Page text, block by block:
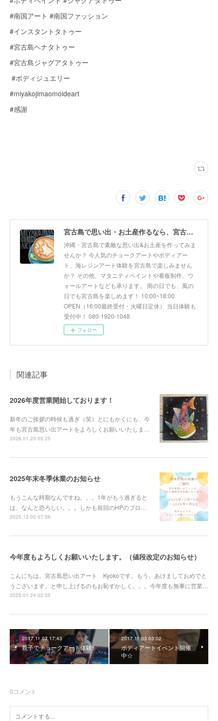
#南国アート #南国ファッション
#インスタントタトゥー
#宮古島ヘナタトゥー
#宮古島ジャグアタトゥー
#ボディジュエリー
#miyakojimaomoideart
#感謝
宮古島で思い出・お土産作るなら、宮古島思い出アート。人気のボディアートやチョークアート、海レジンアート体験が楽しめます！
沖縄・宮古島で素敵な思い出&お土産を作ってみま
せんか？ 今人気のチョークアートやボディアー
ト、海レジンアート体験を宮古島で楽しみません
か？ その他、マタニティペイントや看板制作、ウ
ォールアートなども承ります。 雨の日でも、風の
日でも宮古島を楽しめます！ 10:00~18:00
OPEN（16:00最終受付・火曜日定休） 当日体験も
受付中！ 080-1920-1048
フォロー
関連記事
2026年度営業開始しております！
新年のご挨拶の時候も過ぎ（笑）とにもかくにも、今
年も宮古島思い出アートをよろしくお願いいたしま…
2026.01.23 05:25
2025年末冬季休業のお知らせ
もうこんな時期なんですね。。。1年がもう過ぎると
は、なんと恐ろしい。。。しかも前回のHPのブロ…
2025.12.05 07:56
今年度もよろしくお願いいたします。（値段改定のお知らせ）
こんにちは。宮古島思い出アート Kyokoです。もう、あけましておめでと
うございます。と申し上げるのもお恥ずかしく。。。今年度も無事に営業…
2025.01.24 02:35
2017.11.07 17:43
親子でチョークアート体験✨
2017.11.03 03:02
ボディアートイベント開催
中☆
0コメント